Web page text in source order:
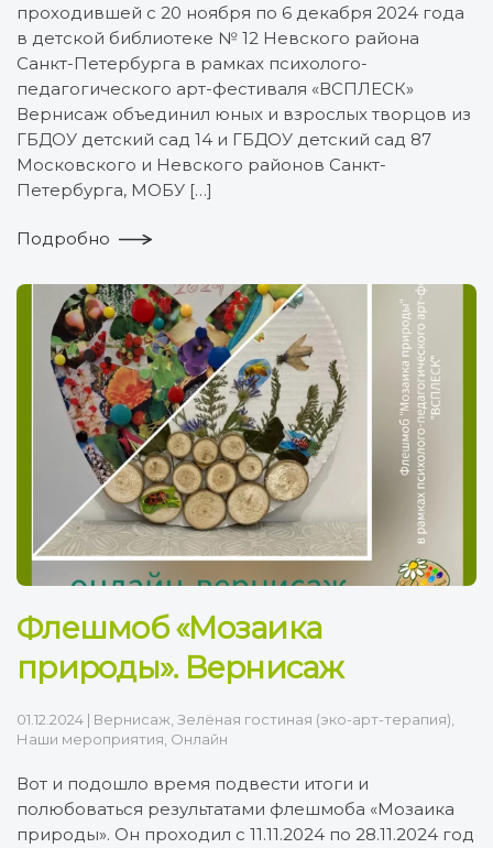
проходившей с 20 ноября по 6 декабря 2024 года
в детской библиотеке № 12 Невского района
Санкт-Петербурга в рамках психолого-
педагогического арт-фестиваля «ВСПЛЕСК»
Вернисаж объединил юных и взрослых творцов из
ГБДОУ детский сад 14 и ГБДОУ детский сад 87
Московского и Невского районов Санкт-
Петербурга, МОБУ […]
Подробно
Флешмоб «Мозаика
природы». Вернисаж
01.12.2024 | Вернисаж, Зелёная гостиная (эко-арт-терапия),
Наши мероприятия, Онлайн
Вот и подошло время подвести итоги и
полюбоваться результатами флешмоба «Мозаика
природы». Он проходил с 11.11.2024 по 28.11.2024 год